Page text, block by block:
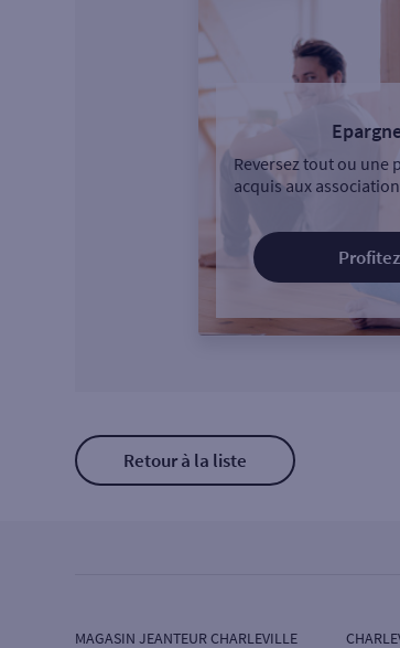
Reversez tout ou une
acquis aux
Retour à la liste
MAGASIN JEANTEUR CHARLEVILLE